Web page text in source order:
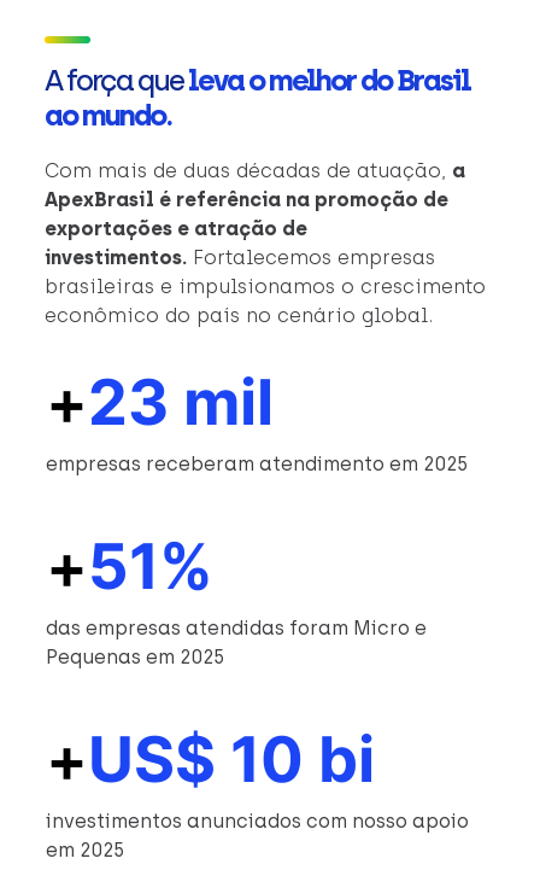
A força queleva o melhor do Brasil
ao mundo.
Com mais de duas décadas de atuação, a
ApexBrasil é referência na promoção de
exportações e atração de
investimentos. Fortalecemos empresas
brasileiras e impulsionamos o crescimento
econômico do país no cenário global.
+23 mil
empresas receberam atendimento em 2025
+51%
das empresas atendidas foram Micro e
Pequenas em 2025
+US$ 10 bi
investimentos anunciados com nosso apoio
em 2025